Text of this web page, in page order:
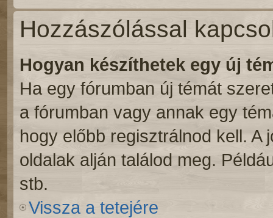
Hozzászólással
Hogyan készíthetek egy új
Ha egy fórumban új témát
a fórumban vagy annak egy
hogy előbb regisztrálnod kell. A
oldalak alján találod meg.
stb.
Vissza a tetejére